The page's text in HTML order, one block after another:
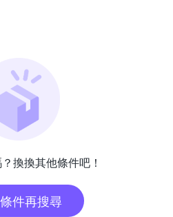
換換其他條件吧！
件再搜尋